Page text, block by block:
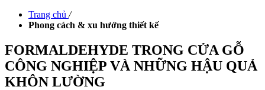
Trang chủ /
Phong cách & xu hướng thiết kế
FORMALDEHYDE TRONG CỬA GỖ
CÔNG NGHIỆP VÀ NHỮNG HẬU QUẢ
KHÔN LƯỜNG